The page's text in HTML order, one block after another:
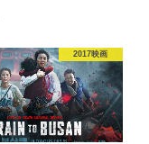
2017映画